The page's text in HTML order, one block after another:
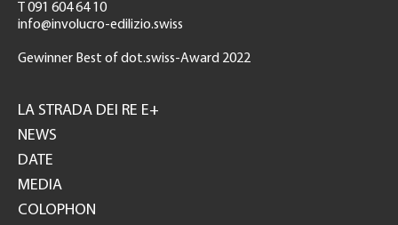
T 091 604 64 10
info@involucro-edilizio.swiss
Gewinner Best of dot.swiss-Award 2022
GH
LA STRADA DEI RE E+
NEWS
DATE
MEDIA
COLOPHON